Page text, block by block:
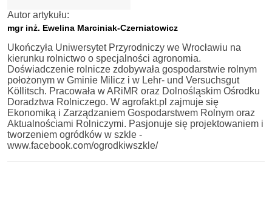
Autor artykułu:
mgr inż. Ewelina Marciniak-Czerniatowicz
Ukończyła Uniwersytet Przyrodniczy we Wrocławiu na
kierunku rolnictwo o specjalności agronomia.
Doświadczenie rolnicze zdobywała gospodarstwie rolnym
położonym w Gminie Milicz i w Lehr- und Versuchsgut
Köllitsch. Pracowała w ARiMR oraz Dolnośląskim Ośrodku
Doradztwa Rolniczego. W agrofakt.pl zajmuje się
Ekonomiką i Zarządzaniem Gospodarstwem Rolnym oraz
Aktualnościami Rolniczymi. Pasjonuje się projektowaniem i
tworzeniem ogródków w szkle -
www.facebook.com/ogrodkiwszkle/